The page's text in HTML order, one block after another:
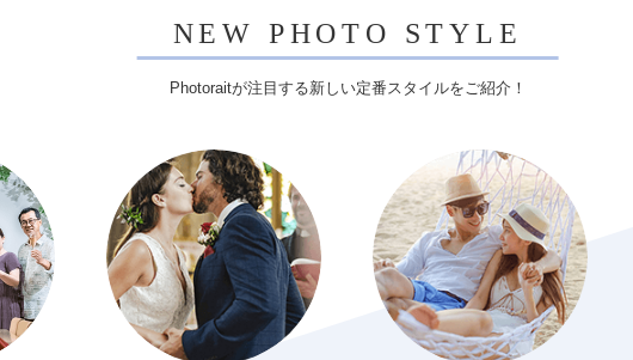
NEW PHOTO STYLE
Photoraitが注目する新しい定番スタイルをご紹介！